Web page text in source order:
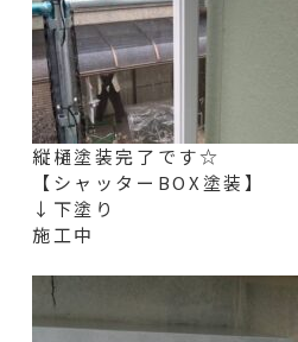
縦樋塗装完了です☆
【シャッターBOX塗装】
↓下塗り
施工中